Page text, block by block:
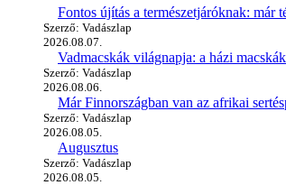
Fontos újítás a természetjáróknak: már
Szerző: Vadászlap
2026.08.07.
Vadmacskák világnapja: a házi
Szerző: Vadászlap
2026.08.06.
Már Finnországban van az afrikai
Szerző: Vadászlap
2026.08.05.
Augusztus
Szerző: Vadászlap
2026.08.05.